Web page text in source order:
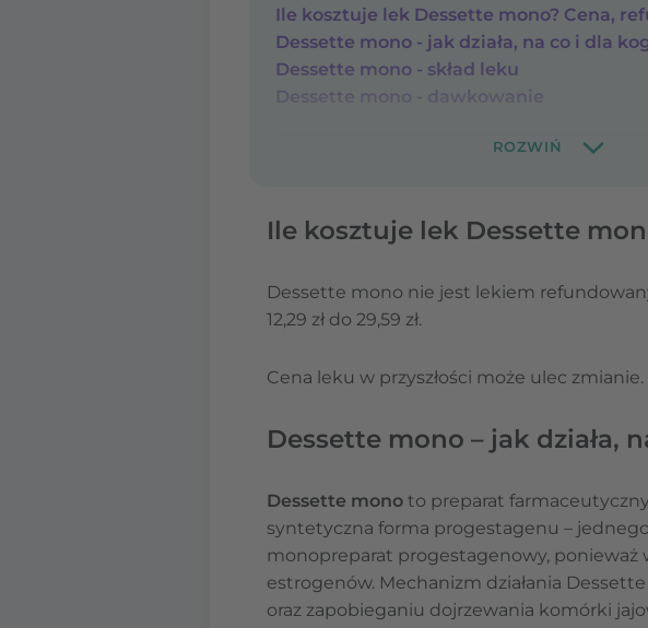
Ile kosztuje lek Dessette mono? Cena,
Dessette mono - jak działa, na co i dla
Dessette mono - skład leku
Dessette mono - dawkowanie
Ile kosztuje lek Dessette
Dessette mono nie jest lekiem
12,29 zł do 29,59 zł.
Cena leku w przyszłości może ulec zmianie.
Dessette mono – jak działa,
Dessette mono to preparat
syntetyczna forma progestagenu –
monopreparat progestagenowy, ponieważ
estrogenów. Mechanizm działania
oraz zapobieganiu dojrzewania komórki